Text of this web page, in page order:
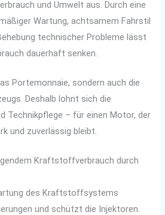
und Umwelt aus. Durch eine
Wartung, achtsamem Fahrstil
technischer Probleme lässt
dauerhaft senken.
Portemonnaie, sondern auch die
Deshalb lohnt sich die
Technikpflege – für einen Motor, der
und zuverlässig bleibt.
Kraftstoffverbrauch durch
des Kraftstoffsystems
und schützt die Injektoren.